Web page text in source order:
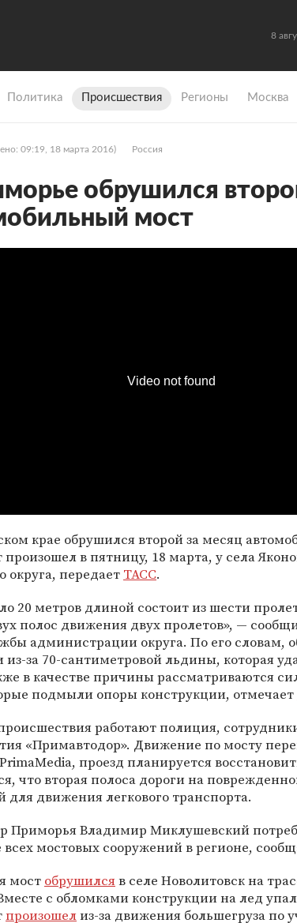
8
Политика Происшествия Регионы Москва
09:19, 18 марта 2016) Россия
обрушился
мост
Video not found
крае обрушился второй за месяц
в пятницу, 18 марта, у села
округа, передает ТАСС.
20 метров длиной состоит из шести
полос движения двух пролетов», —
администрации округа. По его словам,
из-за 70-сантиметровой льдины, которая
в качестве причины рассматриваются
подмыли опоры конструкции, отмечает
работают полиция,
«Примавтодор». Движение по мосту
проезд планируется
что вторая полоса дороги на
для движения легкового транспорта.
Приморья Владимир Миклушевский
всех мостовых сооружений в регионе,
мост обрушилсяв селе Новолитовск на
с обломками конструкции на лед
произошелиз-за движения большегруза по